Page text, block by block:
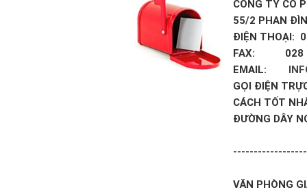
CÔNG TY CỔ
55/2 PHAN
ĐIỆN THOẠI:
FAX: 028
EMAIL:
GỌI ĐIỆN
CÁCH TỐT
ĐƯỜNG DÂY
VĂN PHÒNG